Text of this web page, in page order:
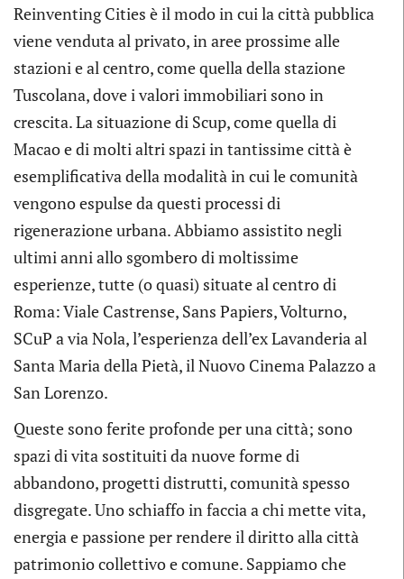
Reinventing Cities è il modo in cui la città pubblica
viene venduta al privato, in aree prossime alle
stazioni e al centro, come quella della stazione
Tuscolana, dove i valori immobiliari sono in
crescita. La situazione di Scup, come quella di
Macao e di molti altri spazi in tantissime città è
esemplificativa della modalità in cui le comunità
vengono espulse da questi processi di
rigenerazione urbana. Abbiamo assistito negli
ultimi anni allo sgombero di moltissime
esperienze, tutte (o quasi) situate al centro di
Roma: Viale Castrense, Sans Papiers, Volturno,
SCuP a via Nola, l’esperienza dell’ex Lavanderia al
Santa Maria della Pietà, il Nuovo Cinema Palazzo a
San Lorenzo.
Queste sono ferite profonde per una città; sono
spazi di vita sostituiti da nuove forme di
abbandono, progetti distrutti, comunità spesso
disgregate. Uno schiaffo in faccia a chi mette vita,
energia e passione per rendere il diritto alla città
patrimonio collettivo e comune. Sappiamo che